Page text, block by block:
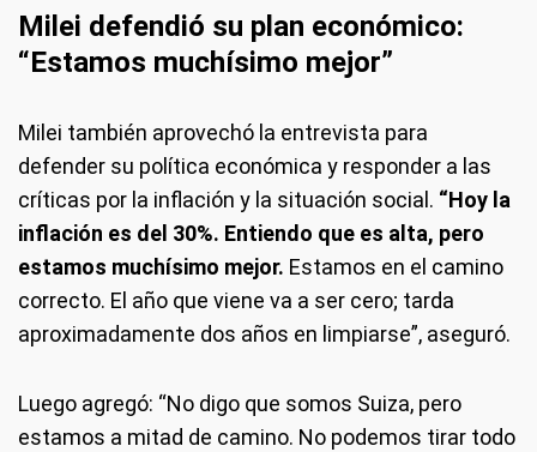
Milei defendió su plan económico:
“Estamos muchísimo mejor”
Milei también aprovechó la entrevista para
defender su política económica y responder a las
críticas por la inflación y la situación social. “Hoy la
inflación es del 30%. Entiendo que es alta, pero
estamos muchísimo mejor. Estamos en el camino
correcto. El año que viene va a ser cero; tarda
aproximadamente dos años en limpiarse”, aseguró.
Luego agregó: “No digo que somos Suiza, pero
estamos a mitad de camino. No podemos tirar todo